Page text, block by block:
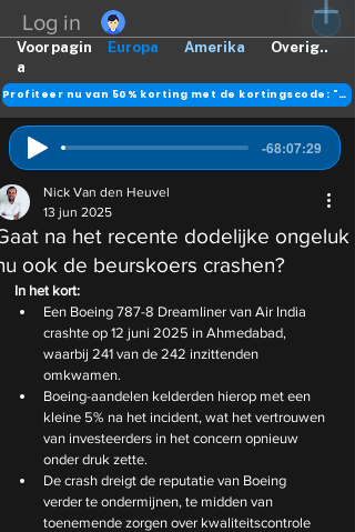
Log in
Europa Amerika Overig..
Voorpagin
a
Profiteer nu van 50% korting met de kortingscode: "DANK"
-68:07:29
na het recente dodelijke ongeluk
ook de beurskoers crashen?
Nick Van den Heuvel
13 jun 2025
In het kort:
Een Boeing 787-8 Dreamliner van Air India
crashte op 12 juni 2025 in Ahmedabad,
waarbij 241 van de 242 inzittenden
omkwamen.
Boeing-aandelen kelderden hierop met een
kleine 5% na het incident, wat het vertrouwen
van investeerders in het concern opnieuw
onder druk zette.
De crash dreigt de reputatie van Boeing
verder te ondermijnen, te midden van
toenemende zorgen over kwaliteitscontrole